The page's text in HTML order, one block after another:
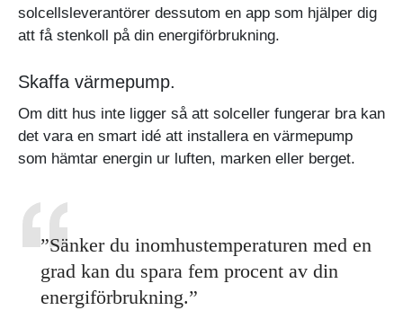
solcellsleverantörer dessutom en app som hjälper dig
att få stenkoll på din energiförbrukning.
Skaffa värmepump.
Om ditt hus inte ligger så att solceller fungerar bra kan
det vara en smart idé att installera en värmepump
som hämtar energin ur luften, marken eller berget.
”Sänker du inomhustemperaturen med en
grad kan du spara fem procent av din
energiförbrukning.”